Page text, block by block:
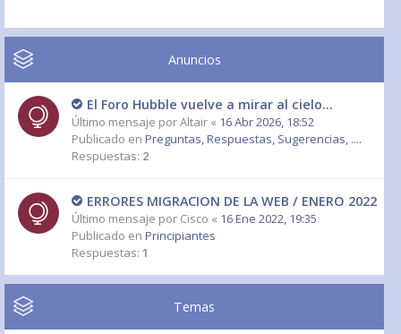
Anuncios
El Foro Hubble vuelve a mirar al cielo...
Último mensaje porAltair « 16 Abr 2026, 18:52
Publicado en Preguntas, Respuestas, Sugerencias, ....
Respuestas: 2
ERRORES MIGRACION DE LA WEB / ENERO 2022
Último mensaje por Cisco « 16 Ene 2022, 19:35
Publicado en Principiantes
Respuestas: 1
Temas